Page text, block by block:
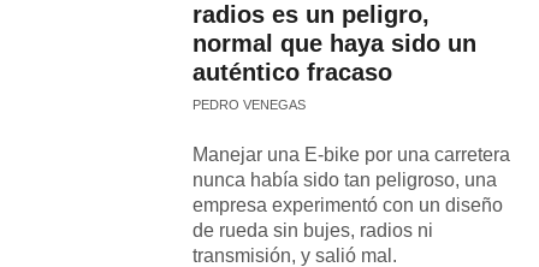
radios es un peligro,
normal que haya sido un
auténtico fracaso
PEDRO VENEGAS
Manejar una E-bike por una carretera
nunca había sido tan peligroso, una
empresa experimentó con un diseño
de rueda sin bujes, radios ni
transmisión, y salió mal.